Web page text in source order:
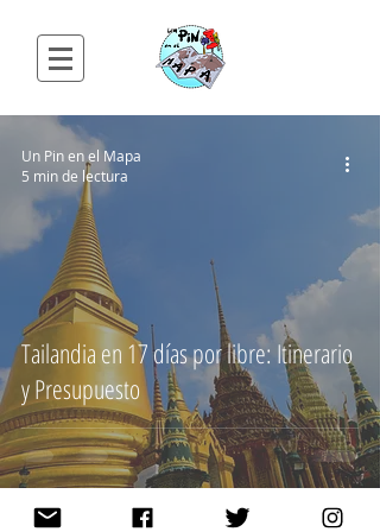
Tailandia en 17 días por libre: Itinerario
y Presupuesto
Un Pin en el Mapa
5 min de lectura